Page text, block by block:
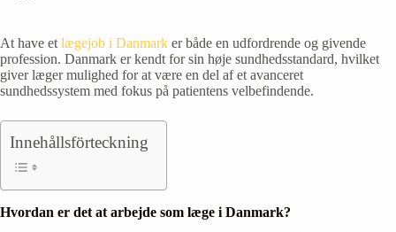
At have et lægejob i Danmark er både en udfordrende og givende
profession. Danmark er kendt for sin høje sundhedsstandard, hvilket
giver læger mulighed for at være en del af et avanceret
sundhedssystem med fokus på patientens velbefindende.
Innehållsförteckning
Hvordan er det at arbejde som læge i Danmark?